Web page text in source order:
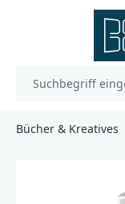
Bücher & Kreatives